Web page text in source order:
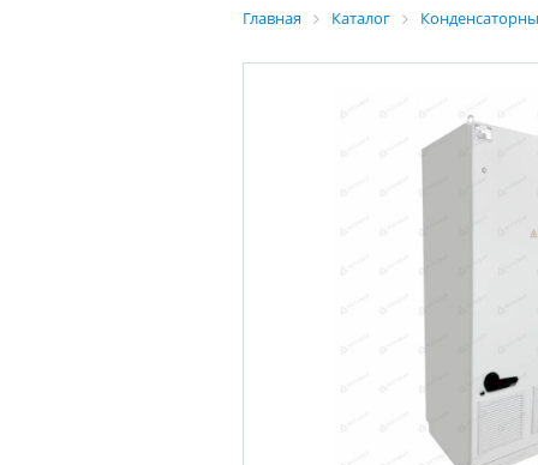
Главная Каталог